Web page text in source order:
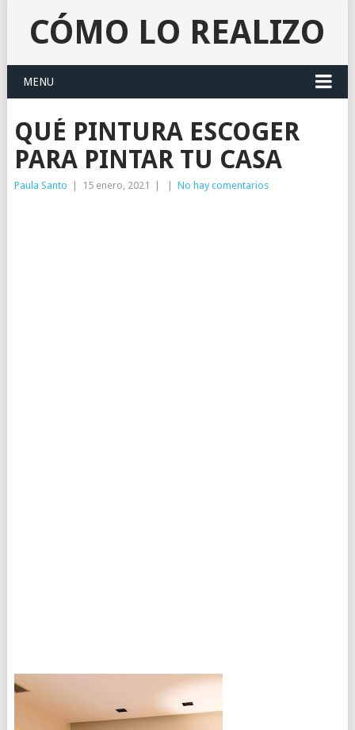
CÓMO LO REALIZO
MENU
QUÉ PINTURA ESCOGER
PARA PINTAR TU CASA
Paula Santo 15 enero, 2021 No hay comentarios